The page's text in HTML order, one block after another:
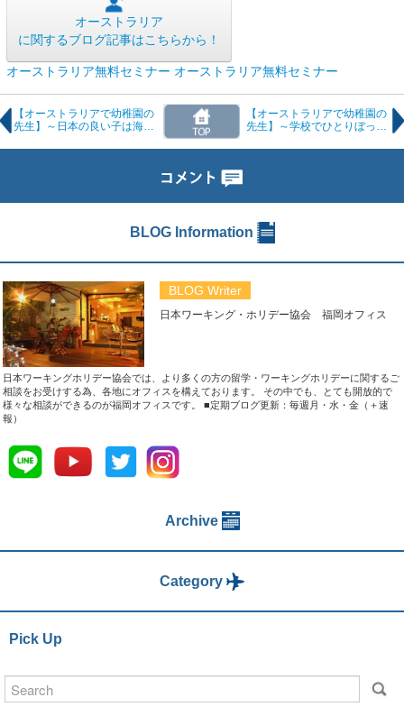
オーストラリア
に関するブログ記事はこちらから！
オーストラリア無料セミナー オーストラリア無料セミナー
【オーストラリアで幼稚園の
先生】～日本の良い子は海外
【オーストラリアで幼稚園の
先生】～学校でひとりぼっち
BLOG Information
BLOG Writer
日本ワーキング・ホリデー協会 福岡オフィス
日本ワーキングホリデー協会では、より多くの方の留学・ワーキングホリデーに関するご
相談をお受けする為、各地にオフィスを構えております。 その中でも、とても開放的で
様々な相談ができるのが福岡オフィスです。 ■定期ブログ更新：毎週月・水・金（＋速
報）
Archive
Category
Pick Up